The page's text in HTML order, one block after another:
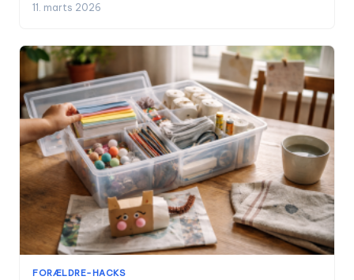
11. marts 2026
FORÆLDRE-HACKS